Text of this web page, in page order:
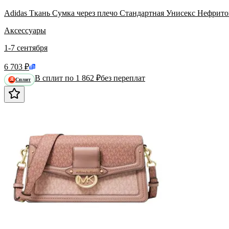
Adidas Ткань Сумка через плечо Стандартная Унисекс
Аксессуары
1-7 сентября
6 703 ₽
Я Сплит В сплит по 1 862 ₽без переплат